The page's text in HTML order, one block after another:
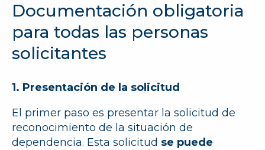
Documentación obligatoria
para todas las personas
solicitantes
1. Presentación de la solicitud
El primer paso es presentar la solicitud de
reconocimiento de la situación de
dependencia. Esta solicitud se puede